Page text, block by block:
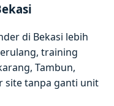
di Bekasi lebih
training
Tambun,
site tanpa ganti unit